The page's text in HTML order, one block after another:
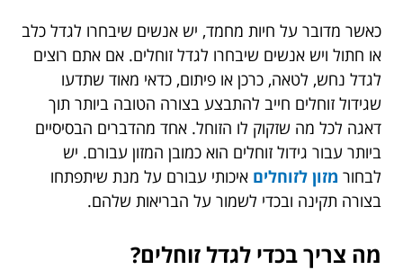
כאשר מדובר על חיות מחמד, יש אנשים שיבחרו לגדל כלב
או חתול ויש אנשים שיבחרו לגדל זוחלים. אם אתם רוצים
לגדל נחש, לטאה, כרכן או פיתום, כדאי מאוד שתדעו
שגידול זוחלים חייב להתבצע בצורה הטובה ביותר תוך
דאגה לכל מה שזקוק לו הזוחל. אחד מהדברים הבסיסיים
ביותר עבור גידול זוחלים הוא כמובן המזון עבורם. יש
לבחור מזון לזוחלים איכותי עבורם על מנת שיתפתחו
בצורה תקינה ובכדי לשמור על הבריאות שלהם.
מה צריך בכדי לגדל זוחלים?